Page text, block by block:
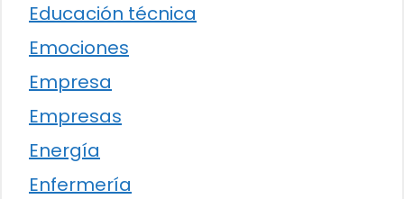
Educación técnica
Emociones
Empresa
Empresas
Energía
Enfermería